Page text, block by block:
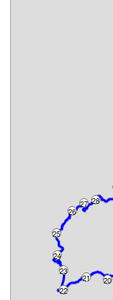
24
20
28
22
26
21
23
25
27